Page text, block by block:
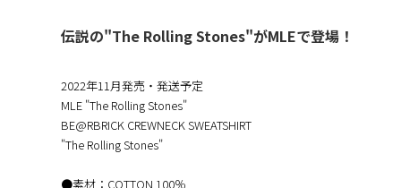
伝説の"The Rolling Stones"がMLEで登場！
2022年11月発売・発送予定
MLE "The Rolling Stones"
BE@RBRICK CREWNECK SWEATSHIRT
"The Rolling Stones"
●素材：COTTON 100％